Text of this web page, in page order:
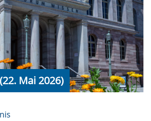
Mai 2026)